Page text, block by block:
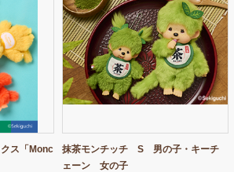
ス「Monc
抹茶モンチッチ S 男の子・キーチ
ェーン 女の子